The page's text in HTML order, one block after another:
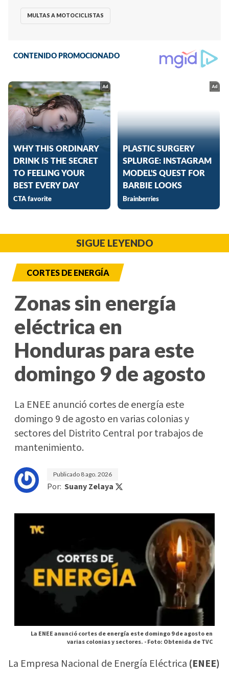
MULTAS A MOTOCICLISTAS
SIGUE LEYENDO
CORTES DE ENERGÍA
Zonas sin energía
eléctrica en
Honduras para este
domingo 9 de agosto
La ENEE anunció cortes de energía este
domingo 9 de agosto en varias colonias y
sectores del Distrito Central por trabajos de
mantenimiento.
Publicado 8 ago. 2026
Por: Suany Zelaya
La ENEE anunció cortes de energía este domingo 9 de agosto en
varias colonias y sectores. -Foto: Obtenida de TVC
La Empresa Nacional de Energía Eléctrica (ENEE)